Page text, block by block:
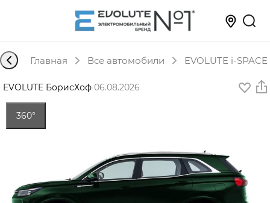
Главная Все автомобили EVOLUTE i-
EVOLUTE БорисХоф·06.08.2026
360°